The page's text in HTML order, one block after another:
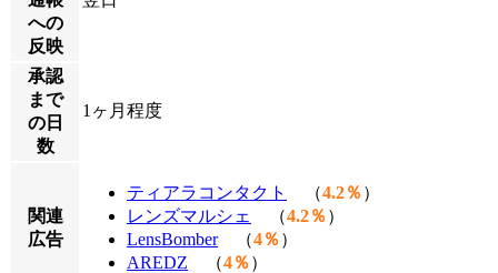
への
反映
承認
まで
の日
数
1ヶ月程度
関連
広告
ティアラコンタクト （4.2％ ）
レンズマルシェ
（4.2％ ）
LensBomber（4％ ）
AREDZ （4％ ）